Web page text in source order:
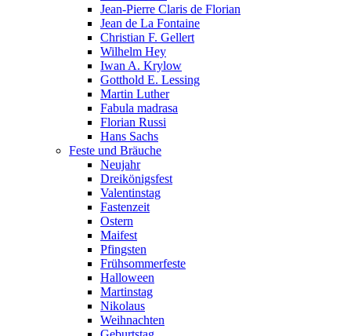
Jean-Pierre Claris de Florian
Jean de La Fontaine
Christian F. Gellert
Wilhelm Hey
Iwan A. Krylow
Gotthold E. Lessing
Martin Luther
Fabula madrasa
Florian Russi
Hans Sachs
Feste und Bräuche
Neujahr
Dreikönigsfest
Valentinstag
Fastenzeit
Ostern
Maifest
Pfingsten
Frühsommerfeste
Halloween
Martinstag
Nikolaus
Weihnachten